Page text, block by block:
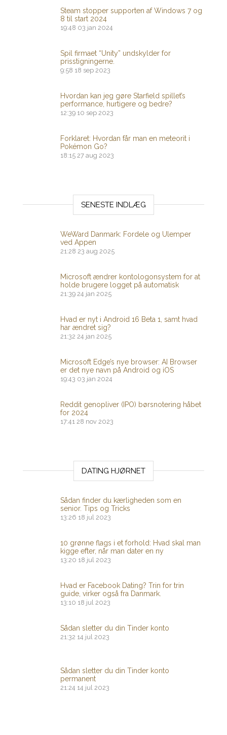
Steam stopper supporten af ​​Windows 7 og
8 til start 2024
19:48 03 jan 2024
Spil firmaet “Unity” undskylder for
prisstigningerne.
9:58 18 sep 2023
Hvordan kan jeg gøre Starfield spillet’s
performance, hurtigere og bedre?
12:39 10 sep 2023
Forklaret: Hvordan får man en meteorit i
Pokémon Go?
18:15 27 aug 2023
SENESTE INDLÆG
WeWard Danmark: Fordele og Ulemper
ved Appen
21:28 23 aug 2025
Microsoft ændrer kontologonsystem for at
holde brugere logget på automatisk
21:39 24 jan 2025
Hvad er nyt i Android 16 Beta 1, samt hvad
har ændret sig?
21:32 24 jan 2025
Microsoft Edge’s nye browser: AI Browser
er det nye navn på Android og iOS
19:43 03 jan 2024
Reddit genopliver (IPO) børsnotering håbet
for 2024
17:41 28 nov 2023
DATING HJØRNET
Sådan finder du kærligheden som en
senior. Tips og Tricks
13:26 18 jul 2023
10 grønne flags i et forhold: Hvad skal man
kigge efter, når man dater en ny
13:20 18 jul 2023
Hvad er Facebook Dating? Trin for trin
guide, virker også fra Danmark.
13:10 18 jul 2023
Sådan sletter du din Tinder konto
21:32 14 jul 2023
Sådan sletter du din Tinder konto
permanent
21:24 14 jul 2023